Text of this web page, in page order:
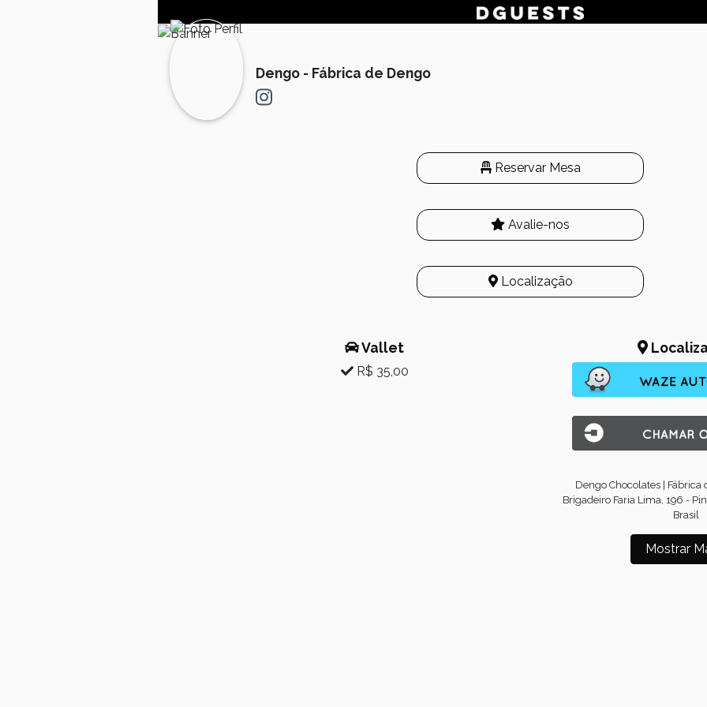
Dengo - Fábrica de Dengo
Reservar Mesa
Avalie-nos
Localização
Vallet
R$ 35,00
Dengo Chocolates |
Brigadeiro Faria Lima, 196 -
Brasil
Mostrar